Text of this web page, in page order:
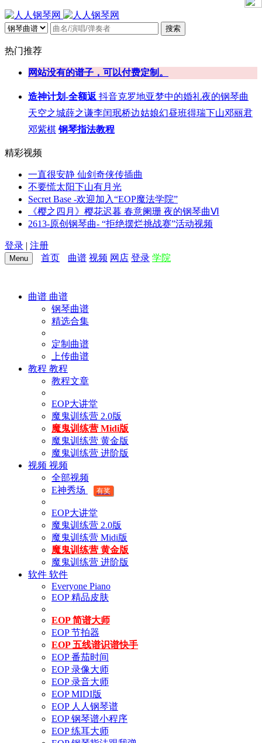
搜索
热门推荐
网站没有的谱子，可以付费定制。
造神计划-全额返 抖音克罗地亚梦中的婚礼夜的钢琴曲
天空之城薛之谦李闰珉桥边姑娘幻昼班得瑞下山邓丽君
邓紫棋 钢琴指法教程
精彩视频
一直很安静 仙剑奇侠传插曲
不要慌太阳下山有月光
Secret Base -欢迎加入“EOP魔法学院”
《樱之四月》樱花迟暮 春意阑珊 夜的钢琴曲Ⅵ
2613-原创钢琴曲- “拒绝摆烂挑战赛”活动视频
登录 | 注册
Menu 首页 曲谱 视频 网店 登录 学院
曲谱 曲谱
钢琴曲谱
精选合集
定制曲谱
上传曲谱
教程 教程
教程文章
EOP大讲堂
魔鬼训练营 2.0版
魔鬼训练营 Midi版
魔鬼训练营 黄金版
魔鬼训练营 进阶版
视频 视频
全部视频
E神秀场
有奖
EOP大讲堂
魔鬼训练营 2.0版
魔鬼训练营 Midi版
魔鬼训练营 黄金版
魔鬼训练营 进阶版
软件 软件
Everyone Piano
EOP 精品皮肤
EOP 简谱大师
EOP 节拍器
EOP 五线谱识谱快手
EOP 番茄时间
EOP 录像大师
EOP 录音大师
EOP MIDI版
EOP 人人钢琴谱
EOP 钢琴谱小程序
EOP 练耳大师